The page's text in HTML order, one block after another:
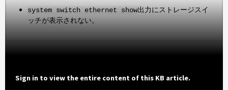
system switch ethernet show出力にストレージスイ
ッチが表示されない。
Sign in to view the entire content of this KB article.